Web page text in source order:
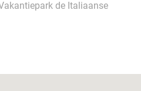
de Italiaanse